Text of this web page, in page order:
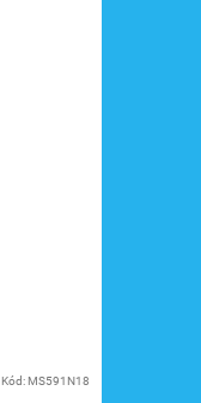
Kód:MS591N18